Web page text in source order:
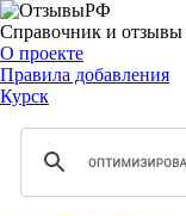
Справочник и отзывы
О проекте
Правила добавления
Курск